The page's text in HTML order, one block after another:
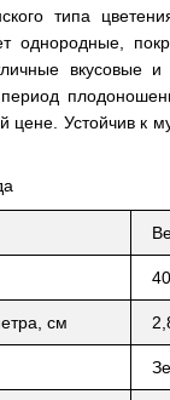
типа
однородные,
вкусовые и
Устойчив к
см